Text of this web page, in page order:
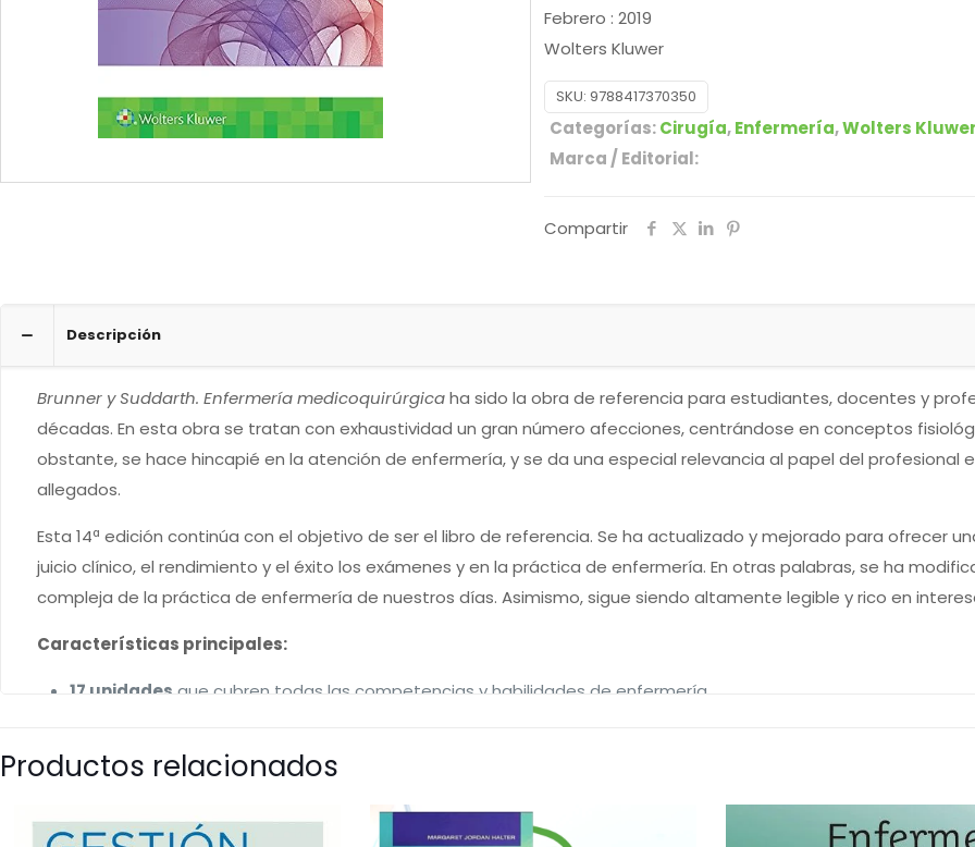
Febrero : 2019
Wolters Kluwer
SKU: 9788417370350
Categorías:Cirugía,Enfermería,Wolters
Marca / Editorial:
Compartir
Descripción
Brunner y Suddarth. Enfermería medicoquirúrgicaha sido la obra de referencia para estudiantes, docentes y
décadas. En esta obra se tratan con exhaustividad un gran número afecciones, centrándose en conceptos
obstante, se hace hincapié en la atención de enfermería, y se da una especial relevancia al papel del profesional
allegados.
Esta 14ª edición continúa con el objetivo de ser el libro de referencia. Se ha actualizado y mejorado para ofrecer
juicio clínico, el rendimiento y el éxito los exámenes y en la práctica de enfermería. En otras palabras, se ha
compleja de la práctica de enfermería de nuestros días. Asimismo, sigue siendo altamente legible y rico en
Características principales:
17 unidades que cubren todas las competencias y habilidades de enfermería
obtener una comprensión más práctica de cómo aplicar lo aprendido a la vida real.
A lo largo de toda la obra se incluyen secciones sobre el
proceso de atención de enfermería,a través de las
profesionales en torno al cuidado de los pacientes con trastornos específicos:
Procesos enfermeros,
Productos relacionados